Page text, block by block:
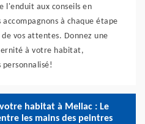
l'enduit aux conseils en
à chaque étape
vos attentes. Donnez une
à votre habitat,
habitat à Mellac : Le
les mains des peintres